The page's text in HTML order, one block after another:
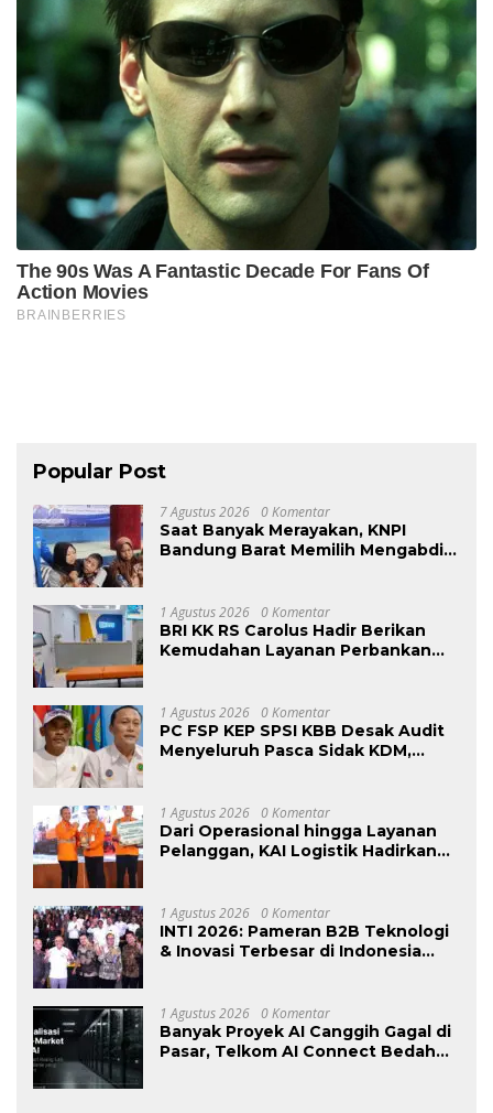
Popular Post
7 Agustus 2026 0 Komentar
Saat Banyak Merayakan, KNPI
Bandung Barat Memilih Mengabdi:
Warga Kurang Mampu
1 Agustus 2026 0 Komentar
BRI KK RS Carolus Hadir Berikan
Kemudahan Layanan Perbankan
1 Agustus 2026 0 Komentar
PC FSP KEP SPSI KBB Desak Audit
Menyeluruh Pasca Sidak KDM,
Ketenagakerjaan”
1 Agustus 2026 0 Komentar
Dari Operasional hingga Layanan
Pelanggan, KAI Logistik Hadirkan
1 Agustus 2026 0 Komentar
INTI 2026: Pameran B2B Teknologi
& Inovasi Terbesar di Indonesia
1 Agustus 2026 0 Komentar
Banyak Proyek AI Canggih Gagal di
Pasar, Telkom AI Connect Bedah